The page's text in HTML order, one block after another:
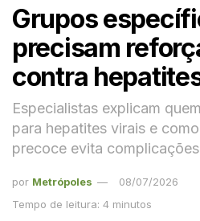
Grupos
precisam
contra
Especialistas explicam
para hepatites virais e
precoce evita
por Metrópoles
08/07/2026
Tempo de leitura: 4 minutos